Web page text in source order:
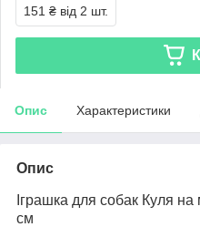
151 ₴ від 2 шт.
Опис Характеристики
Опис
Іграшка для собак Куля
см